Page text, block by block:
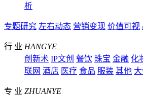
析
专题研究 左右动态 营销变现 价值可视
行 业 HANGYE
创新术 IP文创 餐饮 珠宝 金融 化
联网 酒店 医疗 食品 服装 其他
专 业 ZHUANYE